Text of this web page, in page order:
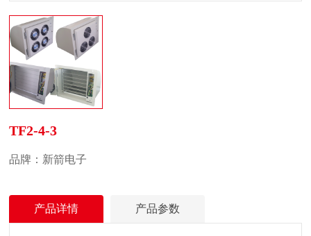
TF2-4-3
品牌：新箭电子
产品详情 产品参数